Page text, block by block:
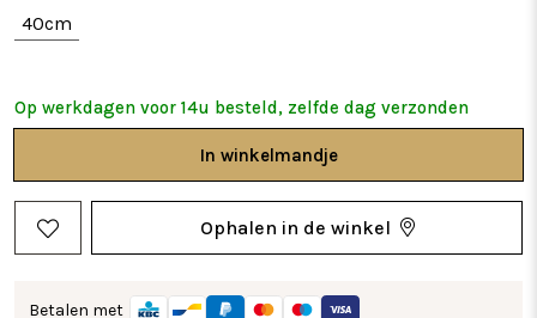
40cm
Op werkdagen voor 14u besteld, zelfde dag verzonden
In winkelmandje
Ophalen in de winkel
Betalen met